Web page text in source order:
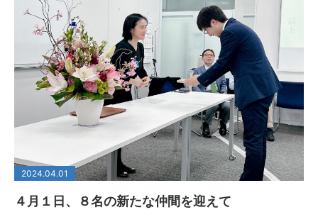
2024.04.01
４月１日、８名の新たな仲間を迎えて